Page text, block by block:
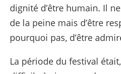
dignité d’être humain. Il
de la peine mais d’être
pourquoi pas, d’être
La période du festival